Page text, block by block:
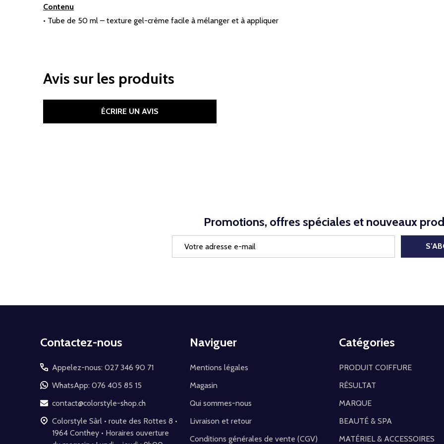
Contenu
• Tube de 50 ml – texture gel-crème facile à mélanger et à appliquer
Avis sur les produits
ÉCRIRE UN AVIS
Promotions, offres spéciales et nouveaux
Contactez-nous
Appelez-nous: 027 346 90 71
WhatsApp: 076 405 85 15
contact@colorstyle-shop.ch
Colorstyle Sàrl • route des Rottes 8 •
1964 Conthey • Horaires ouverture
Naviguer
Mentions légales
Magasin
Qui sommes-nous
Livraison et retour
Conditions générales de vente (CGV)
Catégories
PRODUIT COIFFURE
RÉSULTAT
MARQUE
BEAUTÉ & SPA
MATÉRIEL & ACCESSOIRES